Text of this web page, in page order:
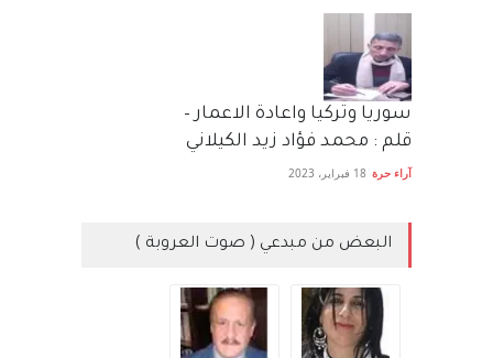
سوريا وتركيا واعادة الاعمار –
قلم : محمد فؤاد زيد الكيلاني
آراء حرة 18 فبراير، 2023
البعض من مبدعي ( صوت العروبة )